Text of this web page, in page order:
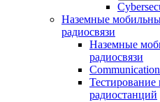
Наземные
радиосвязи
Наземные
радиосвязи
радиостанций